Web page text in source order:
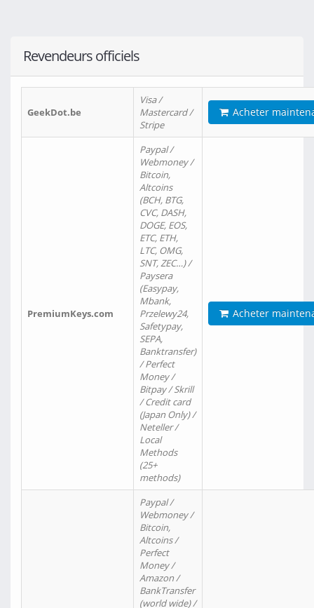
Revendeurs officiels
GeekDot.be
Visa /
Mastercard /
Stripe
Acheter
PremiumKeys.com
Paypal /
Webmoney /
Bitcoin,
Altcoins
(BCH, BTG,
CVC, DASH,
DOGE, EOS,
ETC, ETH,
LTC, OMG,
SNT, ZEC…) /
Paysera
(Easypay,
Mbank,
Przelewy24,
Safetypay,
SEPA,
Banktransfer)
/ Perfect
Money /
Bitpay / Skrill
/ Credit card
(Japan Only) /
Neteller /
Local
Methods
(25+
methods)
Acheter
Paypal /
Webmoney /
Bitcoin,
Altcoins /
Perfect
Money /
Amazon /
BankTransfer
(world wide) /